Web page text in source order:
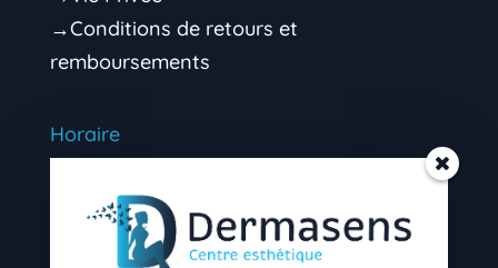
→Conditions de retours et
remboursements
Horaire
Mardi 9h00 – 16h30 (soir sur rendez-vous)
Mercredi 9h00 – 16h30 (soir sur rendez-